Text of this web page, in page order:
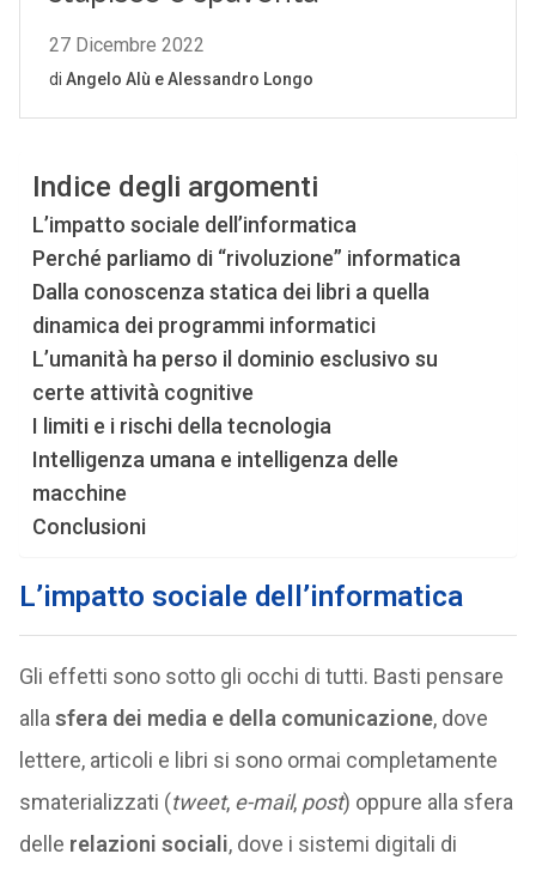
Indice degli argomenti
L’impatto sociale dell’informatica
Perché parliamo di “rivoluzione” informatica
Dalla conoscenza statica dei libri a quella
dinamica dei programmi informatici
L’umanità ha perso il dominio esclusivo su
certe attività cognitive
I limiti e i rischi della tecnologia
Intelligenza umana e intelligenza delle
macchine
Conclusioni
L’impatto sociale dell’informatica
Gli effetti sono sotto gli occhi di tutti. Basti pensare
alla sfera dei media e della comunicazione, dove
lettere, articoli e libri si sono ormai completamente
smaterializzati (tweet, e-mail, post) oppure alla sfera
delle relazioni sociali, dove i sistemi digitali di